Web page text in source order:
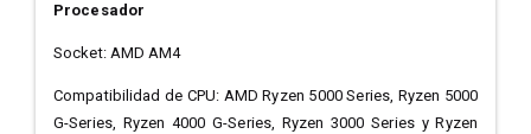
Procesador
Socket: AMD AM4
Compatibilidad de CPU: AMD Ryzen 5000 Series, Ryzen 5000
G-Series, Ryzen 4000 G-Series, Ryzen 3000 Series y Ryzen